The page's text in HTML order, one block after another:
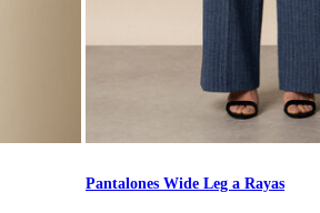
Pantalones Wide Leg a Rayas